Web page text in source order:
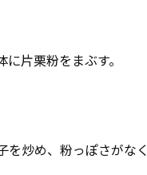
片栗粉をまぶす。
を炒め、粉っぽさがな